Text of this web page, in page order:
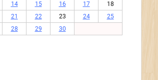
14 15 16 17
18
21 22 23 24
25
28 29 30